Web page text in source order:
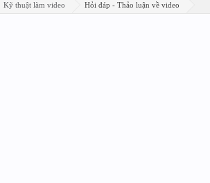
Kỹ thuật làm video Hỏi đáp - Thảo luận về video